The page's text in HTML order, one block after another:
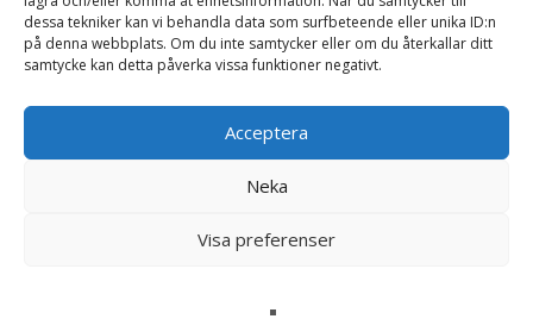
dessa tekniker kan vi behandla data som surfbeteende eller unika ID:n
på denna webbplats. Om du inte samtycker eller om du återkallar ditt
samtycke kan detta påverka vissa funktioner negativt.
Acceptera
Neka
Visa preferenser
Bli först med att recensera ”Rosmarin frö
– Fröer”